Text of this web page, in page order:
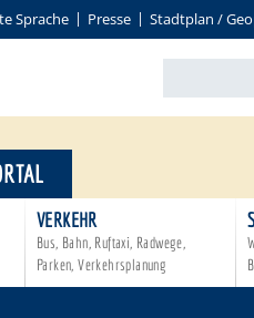
Sprache Presse Stadtplan /
VERKEHR
Bus, Bahn, Ruftaxi, Radwege,
Parken, Verkehrsplanung